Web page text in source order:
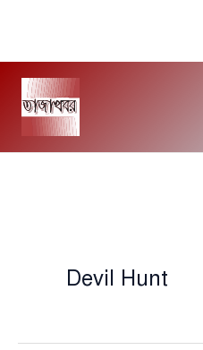
Skip
content
Devil Hunt